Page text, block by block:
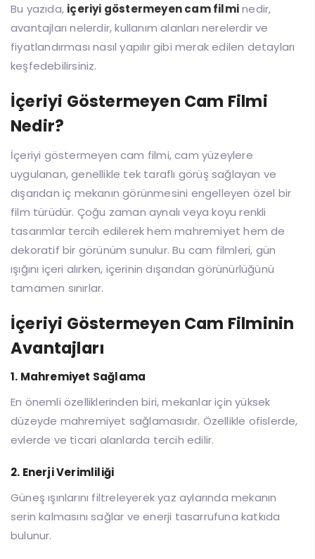
Bu yazıda, içeriyi göstermeyen cam filminedir,
avantajları nelerdir, kullanım alanları nerelerdir ve
fiyatlandırması nasıl yapılır gibi merak edilen detayları
keşfedebilirsiniz.
İçeriyi Göstermeyen Cam Filmi
Nedir?
İçeriyi göstermeyen cam filmi, cam yüzeylere
uygulanan, genellikle tek taraflı görüş sağlayan ve
dışarıdan iç mekanın görünmesini engelleyen özel bir
film türüdür. Çoğu zaman aynalı veya koyu renkli
tasarımlar tercih edilerek hem mahremiyet hem de
dekoratif bir görünüm sunulur. Bu cam filmleri, gün
ışığını içeri alırken, içerinin dışarıdan görünürlüğünü
tamamen sınırlar.
İçeriyi Göstermeyen Cam Filminin
Avantajları
1. Mahremiyet Sağlama
En önemli özelliklerinden biri, mekanlar için yüksek
düzeyde mahremiyet sağlamasıdır. Özellikle ofislerde,
evlerde ve ticari alanlarda tercih edilir.
2. Enerji Verimliliği
Güneş ışınlarını filtreleyerek yaz aylarında mekanın
serin kalmasını sağlar ve enerji tasarrufuna katkıda
bulunur.